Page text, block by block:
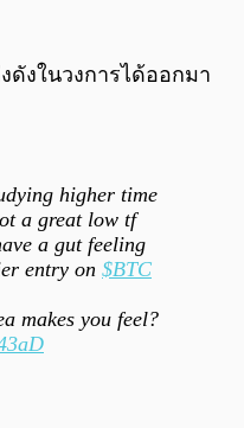
ดังในวงการได้ออกมา
higher time
a great low tf
a gut feeling
entry on $BTC
makes you feel?